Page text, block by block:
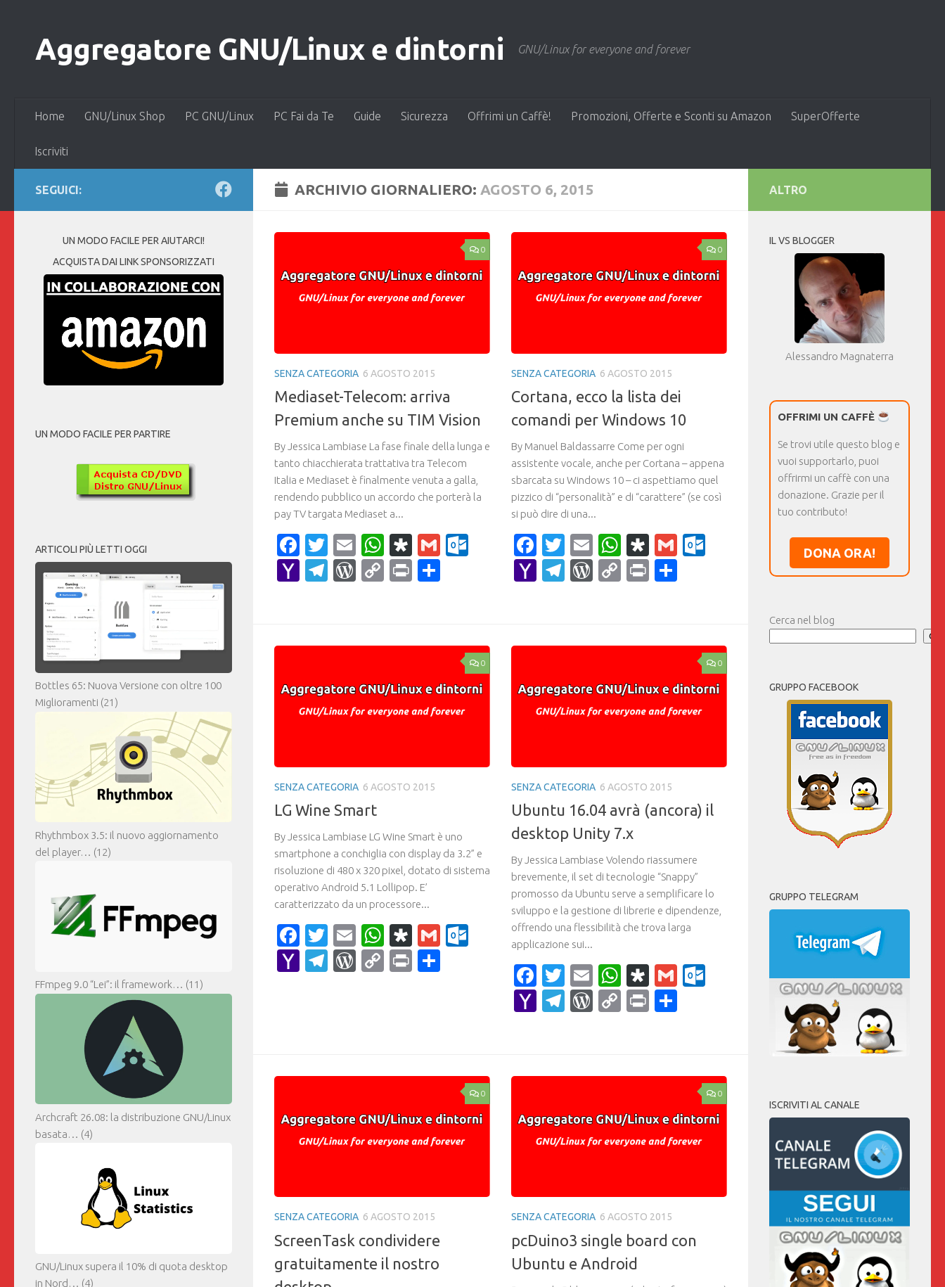
Aggregatore GNU/Linux e dintorni GNU/Linux for everyone and forever
Home GNU/Linux Shop PC GNU/Linux PC Fai da Te Guide Sicurezza Offrimi un Caffè! Promozioni, Offerte e Sconti su Amazon SuperOfferte
Iscriviti
ARCHIVIO GIORNALIERO: AGOSTO 6, 2015
0
SENZA CATEGORIA 6 AGOSTO 2015
Mediaset-Telecom: arriva
Premium anche su TIM Vision
By Jessica Lambiase La fase finale della lunga e
tanto chiacchierata trattativa tra Telecom
Italia e Mediaset è finalmente venuta a galla,
rendendo pubblico un accordo che porterà la
pay TV targata Mediaset a...
Facebook
Twitter
EmailWhatsApp
Diaspora
GmailOutlook.com
YahooTelegram
WordPress
CopyPrintCondividi
0
SENZA CATEGORIA 6 AGOSTO 2015
Cortana, ecco la lista dei
comandi per Windows 10
By Manuel Baldassarre Come per ogni
assistente vocale, anche per Cortana – appena
sbarcata su Windows 10 – ci aspettiamo quel
pizzico di “personalità” e di “carattere” (se così
si può dire di una...
Facebook
Twitter
EmailWhatsApp
Diaspora
GmailOutlook.com
YahooTelegram
WordPress
CopyPrint
0
SENZA CATEGORIA 6 AGOSTO 2015
LG Wine Smart
By Jessica Lambiase LG Wine Smart è uno
smartphone a conchiglia con display da 3.2” e
risoluzione di 480 x 320 pixel, dotato di sistema
operativo Android 5.1 Lollipop. E’
caratterizzato da un processore...
Facebook
Twitter
EmailWhatsApp
Diaspora
GmailOutlook.com
YahooTelegram
WordPress
CopyPrintCondividi
0
SENZA CATEGORIA 6 AGOSTO 2015
Ubuntu 16.04 avrà (ancora) il
desktop Unity 7.x
By Jessica Lambiase Volendo riassumere
brevemente, il set di tecnologie “Snappy”
promosso da Ubuntu serve a semplificare lo
sviluppo e la gestione di librerie e dipendenze,
offrendo una flessibilità che trova larga
applicazione sui...
Facebook
Twitter
EmailWhatsApp
Diaspora
GmailOutlook.com
YahooTelegram
WordPress
CopyPrint
0
SENZA CATEGORIA 6 AGOSTO 2015
ScreenTask condividere
gratuitamente il nostro
0
SENZA CATEGORIA 6 AGOSTO 2015
pcDuino3 single board con
Ubuntu e Android
SEGUICI:
UN MODO FACILE PER AIUTARCI!
ACQUISTA DAI LINK SPONSORIZZATI
UN MODO FACILE PER PARTIRE
ARTICOLI PIÙ LETTI OGGI
Bottles 65: Nuova Versione con oltre 100
Miglioramenti (21)
Rhythmbox 3.5: il nuovo aggiornamento
del player… (12)
FFmpeg 9.0 “Lei”: il framework… (11)
Archcraft 26.08: la distribuzione GNU/Linux
basata… (4)
GNU/Linux supera il 10% di quota desktop
in Nord… (4)
ALTRO
IL VS BLOGGER
Alessandro Magnaterra
OFFRIMI UN CAFFÈ
Se trovi utile questo blog e
vuoi supportarlo, puoi
offrirmi un caffè con una
donazione. Grazie per il
tuo contributo!
DONA ORA!
Cerca nel blog
GRUPPO FACEBOOK
GRUPPO TELEGRAM
ISCRIVITI AL CANALE